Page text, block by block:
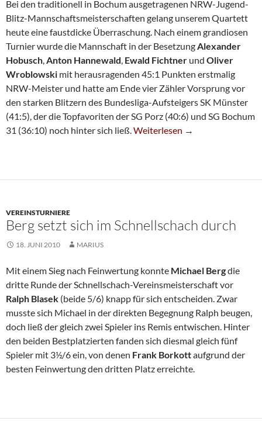
Bei den traditionell in Bochum ausgetragenen NRW-Jugend-
Blitz-Mannschaftsmeisterschaften gelang unserem Quartett
heute eine faustdicke Überraschung. Nach einem grandiosen
Turnier wurde die Mannschaft in der BesetzungAlexander
Hobusch,Anton Hannewald, Ewald Fichtner und Oliver
Wroblowski mit herausragenden 45:1 Punkten erstmalig
NRW-Meister und hatte am Ende vier Zähler Vorsprung vor
den starken Blitzern des Bundesliga-Aufsteigers SK Münster
(41:5), der die Topfavoriten der SG Porz (40:6) und SG Bochum
31 (36:10) noch hinter sich ließ.SG-Jugend Wird Sensationell
Weiterlesen →
VEREINSTURNIERE
Berg setzt sich im Schnellschach durch
18. JUNI 2010 MARIUS
Mit einem Sieg nach Feinwertung konnte Michael Bergdie
dritte Runde der Schnellschach-Vereinsmeisterschaft vor
Ralph Blasek (beide 5/6) knapp für sich entscheiden. Zwar
musste sich Michael in der direkten Begegnung Ralph beugen,
doch ließ der gleich zwei Spieler ins Remis entwischen. Hinter
den beiden Bestplatzierten fanden sich diesmal gleich fünf
Spieler mit 3½/6 ein, von denen Frank Borkottaufgrund der
besten Feinwertung den dritten Platz erreichte.